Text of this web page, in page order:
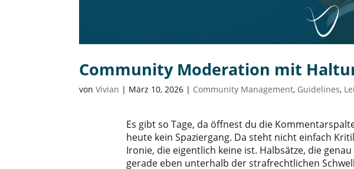
Community Moderation mit
vonVivian | März 10, 2026 | Community Management, Guidelines,
Es gibt so Tage, da öffnest du die
heute kein Spaziergang. Da steht nicht einfach
Ironie, die eigentlich keine ist. Halbsätze, die
gerade eben unterhalb der strafrechtlichen